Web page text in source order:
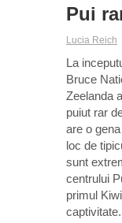
Pui
Lucia Reich
La
Bruce
Zeelanda
puiut rar
are o
loc de
sunt
centrului
primul
captivitate.